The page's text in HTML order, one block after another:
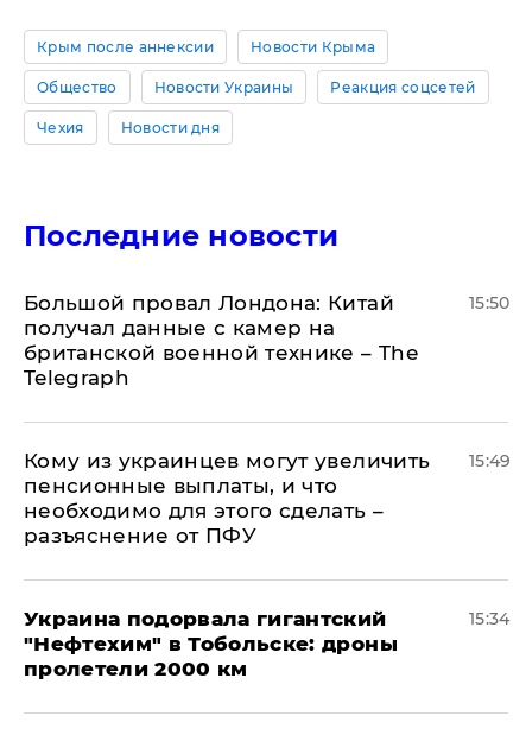
Крым после аннексии Новости Крыма
Общество Новости Украины Реакция соцсетей
Чехия Новости дня
Последние новости
Большой провал Лондона: Китай
получал данные с камер на
британской военной технике – The
Telegraph
15:50
Кому из украинцев могут увеличить
пенсионные выплаты, и что
необходимо для этого сделать –
разъяснение от ПФУ
15:49
Украина подорвала гигантский
"Нефтехим" в Тобольске: дроны
пролетели 2000 км
15:34